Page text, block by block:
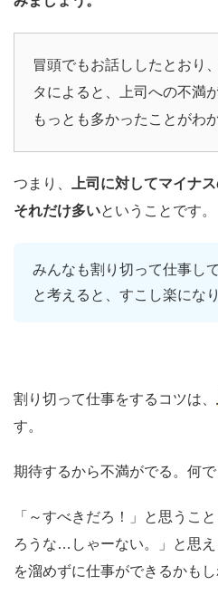
冒頭でもお話ししたとおり
タによると、上司への不満
もっとも多かったことがわ
つまり、
上司に対してマイナ
それだけ多いということです。
みんなも割り切って仕事し
と考えると、すこし楽にな
割り切って仕事をするコツは、
す。
期待するから不満がでる。何で
「～すべきだろ！」と思うこ
ろうな…しゃーない。」と思
を溜めずに仕事ができるかもし